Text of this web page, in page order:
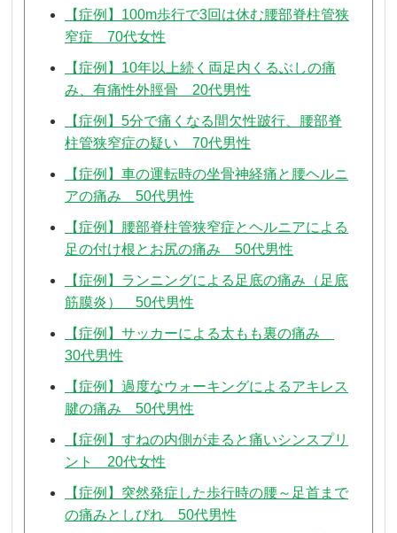
【症例】100m歩行で3回は休む腰部脊柱管狭
窄症 70代女性
【症例】10年以上続く両足内くるぶしの痛
み、有痛性外脛骨 20代男性
【症例】5分で痛くなる間欠性跛行、腰部脊
柱管狭窄症の疑い 70代男性
【症例】車の運転時の坐骨神経痛と腰ヘルニ
アの痛み 50代男性
【症例】腰部脊柱管狭窄症とヘルニアによる
足の付け根とお尻の痛み 50代男性
【症例】ランニングによる足底の痛み（足底
筋膜炎） 50代男性
【症例】サッカーによる太もも裏の痛み
30代男性
【症例】過度なウォーキングによるアキレス
腱の痛み 50代男性
【症例】すねの内側が走ると痛いシンスプリ
ント 20代女性
【症例】突然発症した歩行時の腰～足首まで
の痛みとしびれ 50代男性